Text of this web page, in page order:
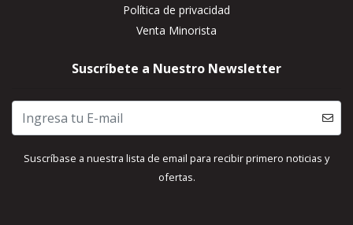
Política de privacidad
Venta Minorista
Suscríbete a Nuestro Newsletter
Suscríbase a nuestra lista de email para recibir primero noticias y
ofertas.